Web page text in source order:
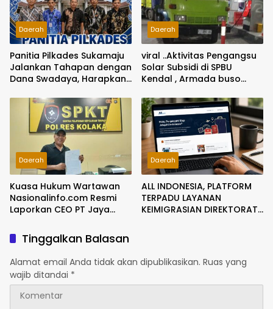
Daerah
Panitia Pilkades Sukamaju
Jalankan Tahapan dengan
Dana Swadaya, Harapkan
Dicairkan
Daerah
viral ..Aktivitas Pengangsu
Solar Subsidi di SPBU
Kendal , Armada buso
warna hijau dengan plat
bergonta ganti Jadi
Sorotan
Daerah
Kuasa Hukum Wartawan
Nasionalinfo.com Resmi
Laporkan CEO PT Jaya
Kolaka atas Dugaan
Ancaman dan Intimidasi
Daerah
ALL INDONESIA, PLATFORM
TERPADU LAYANAN
KEIMIGRASIAN DIREKTORAT
Tinggalkan Balasan
Alamat email Anda tidak akan dipublikasikan. Ruas yang
wajib ditandai *